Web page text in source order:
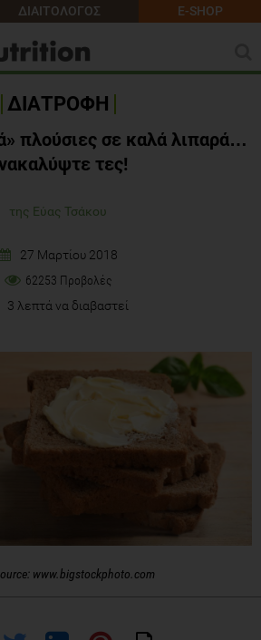
ΔΙΑΙΤΟΛΟΓΟΣ E-SHOP
ΔΙΑΤΡΟΦΗ
πλούσιες σε καλά λιπαρά…
τες!
της Εύας Τσάκου
27 Μαρτίου 2018
62253 Προβολές
3 λεπτά να διαβαστεί
www.bigstockphoto.com